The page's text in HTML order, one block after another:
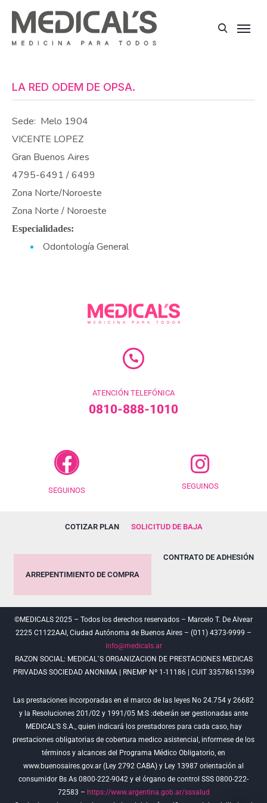
LA RED ODEM DE OPSA.
Sede: Melo 1904
VICENTE LOPEZ
Gran Buenos Aires
4795-6491 / 6499
Zona Norte/Noroeste
Zona Norte / Noroeste
Especialidades:
Odontología General
ATENCIÓN TELEFÓNICA
0810-888-1010
SEGUINOS SEGUINOS
COTIZAR PLAN SOLICITUD DE BAJA
ARREPENTIMIENTO DE COMPRA
CONTRATO DE ADHESIÓN
©MEDICALS 2025 – Todos los derechos reservados – Marcelo T. De Alvear
2225 C1122AAI, Ciudad Autónoma de Buenos Aires – (011) 4373-9999 –
info@medicals.ar
RAZON SOCIAL: MEDICAL´S ORGANIZACION DE PRESTACIONES MEDICAS
PRIVADAS SOCIEDAD ANONIMA | RNEMP Nº 1-11186 | CUIT 33578615399
Las prestaciones incorporadas en el marco de las leyes No 24.754 y 26682
y la Resoluciones 201/02 y 1991/05 M:S :deberán ser gestionadas ante
MEDICAL’S S.A., quien indicará los prestadores para cada caso, hay
prestaciones obligatorias de cobertura medico asistencial, informese de los
términos y alcances del Programa Médico Obligatorio, en
www.buenosaires.gov.ar (Ley 2792 CABA) y Ley 13987 orientación al
consumidor Bs As 0800-222-9042 y el órgano de control SSS 0800-222-
72583 – https://www.argentina.gob.ar/sssalud